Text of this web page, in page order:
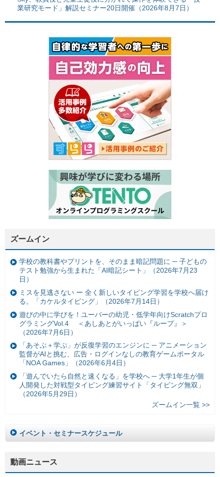
業研究モード」解説セミナー20日開催（2026年8月7日）
ズームイン
学校の教科書やプリントを、そのまま暗記問題に ─ 子どもの
テスト勉強から生まれた「AI暗記シート」（2026年7月23
日）
ミスを見逃さない ー 全く新しいタイピング学習を学校へ届け
る。「カケルタイピング」（2026年7月14日）
遊びの中に学びを！ユーバーの幼児・低学年向けScratchプロ
グラミングVol.4 ＜あしあとがいっぱい『ループ』＞
（2026年7月6日）
「あそぶ＋学ぶ」が反復学習のエンジンに ─ アニメーション
監督がAIと挑む、広告・ログインなしの教育ゲームポータル
「NOA Games」（2026年6月4日）
「遊んでいたら自然と速くなる」を学校へ ─ 大学1年生が個
人開発した対戦型タイピング練習サイト「タイピング無双」
（2026年5月29日）
ズームイン一覧 >>
イベント・セミナースケジュール
動画ニュース